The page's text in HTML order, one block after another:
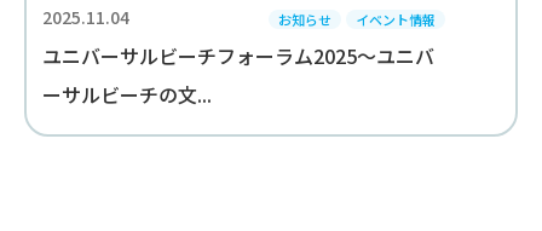
2025.11.04 お知らせ イベント情報
ユニバーサルビーチフォーラム2025～ユニバ
ーサルビーチの文...